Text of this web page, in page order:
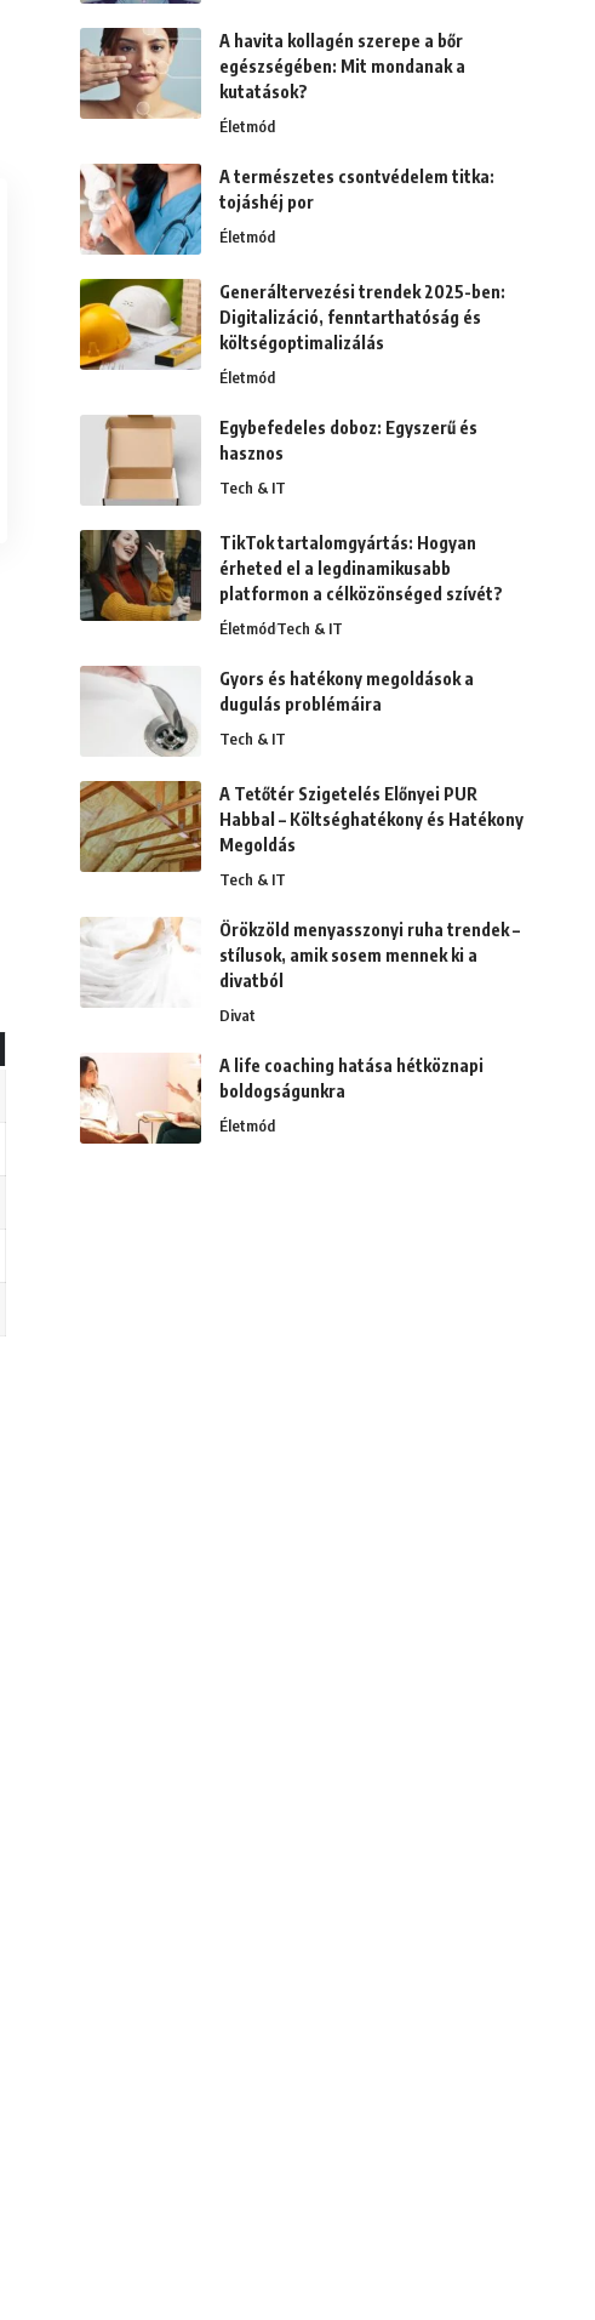
A havita kollagén szerepe a bőr
egészségében: Mit mondanak a
kutatások?
Életmód
A természetes csontvédelem titka:
tojáshéj por
Életmód
Generáltervezési trendek 2025-ben:
Digitalizáció, fenntarthatóság és
költségoptimalizálás
Életmód
Egybefedeles doboz: Egyszerű és
hasznos
Tech & IT
TikTok tartalomgyártás: Hogyan
érheted el a legdinamikusabb
platformon a célközönséged szívét?
ÉletmódTech & IT
Gyors és hatékony megoldások a
dugulás problémáira
Tech & IT
A Tetőtér Szigetelés Előnyei PUR
Habbal – Költséghatékony és Hatékony
Megoldás
Tech & IT
Örökzöld menyasszonyi ruha trendek –
stílusok, amik sosem mennek ki a
divatból
Divat
A life coaching hatása hétköznapi
boldogságunkra
Életmód